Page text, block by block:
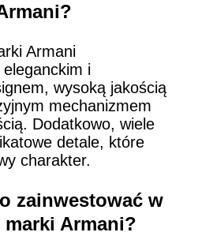
Armani
i
wysoką jakością
mechanizmem
Dodatkowo, wiele
detale, które
charakter.
zainwestować w
marki Armani?